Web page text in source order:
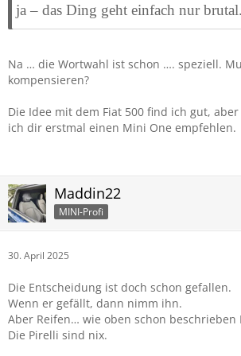
ja – das Ding geht einfach nur brutal.
Na … die Wortwahl ist schon …. speziell.
kompensieren?
Die Idee mit dem Fiat 500 find ich gut,
ich dir erstmal einen Mini One empfehlen.
Maddin22
MINI-Profi
30. April 2025
Die Entscheidung ist doch schon gefallen.
Wenn er gefällt, dann nimm ihn.
Aber Reifen… wie oben schon beschrieben
Die Pirelli sind nix.